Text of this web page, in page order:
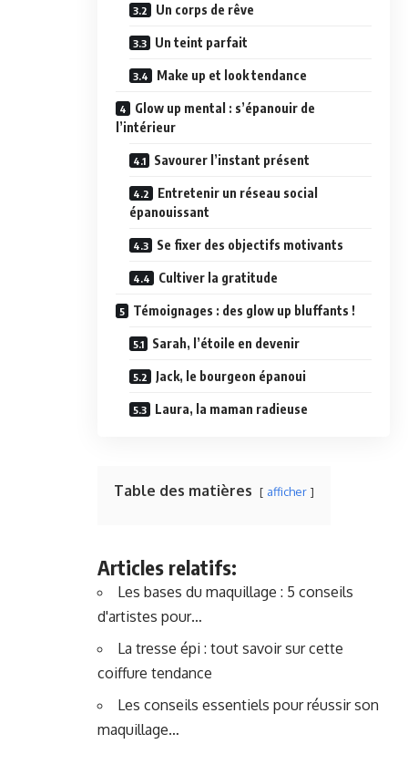
Un corps de rêve
Un teint parfait
Make up et look tendance
Glow up mental : s’épanouir de
l’intérieur
Savourer l’instant présent
Entretenir un réseau social
épanouissant
Se fixer des objectifs motivants
Cultiver la gratitude
Témoignages : des glow up bluffants !
Sarah, l’étoile en devenir
Jack, le bourgeon épanoui
Laura, la maman radieuse
Table des matières afficher
Articles relatifs:
Les bases du maquillage : 5 conseils
d'artistes pour…
La tresse épi : tout savoir sur cette
coiffure tendance
Les conseils essentiels pour réussir son
maquillage…